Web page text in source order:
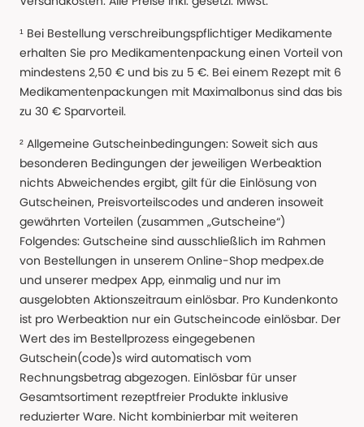
¹ Bei Bestellung verschreibungspflichtiger Medikamente
erhalten Sie pro Medikamentenpackung einen Vorteil von
mindestens 2,50 € und bis zu 5 €. Bei einem Rezept mit 6
Medikamentenpackungen mit Maximalbonus sind das bis
zu 30 € Sparvorteil.
² Allgemeine Gutscheinbedingungen: Soweit sich aus
besonderen Bedingungen der jeweiligen Werbeaktion
nichts Abweichendes ergibt, gilt für die Einlösung von
Gutscheinen, Preisvorteilscodes und anderen insoweit
gewährten Vorteilen (zusammen „Gutscheine“)
Folgendes: Gutscheine sind ausschließlich im Rahmen
von Bestellungen in unserem Online-Shop medpex.de
und unserer medpex App, einmalig und nur im
ausgelobten Aktionszeitraum einlösbar. Pro Kundenkonto
ist pro Werbeaktion nur ein Gutscheincode einlösbar. Der
Wert des im Bestellprozess eingegebenen
Gutschein(code)s wird automatisch vom
Rechnungsbetrag abgezogen. Einlösbar für unser
Gesamtsortiment rezeptfreier Produkte inklusive
reduzierter Ware. Nicht kombinierbar mit weiteren